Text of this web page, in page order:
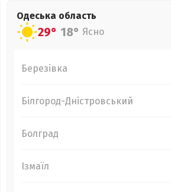
Одеська область
29° 18° Ясно
Березівка
Білгород-Дністровський
Болград
Ізмаїл